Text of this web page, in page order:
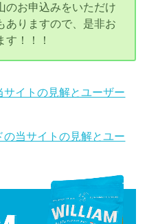
のお申込みをいただけ
ありますので、是非お
！！！
サイトの見解とユーザー
の当サイトの見解とユー